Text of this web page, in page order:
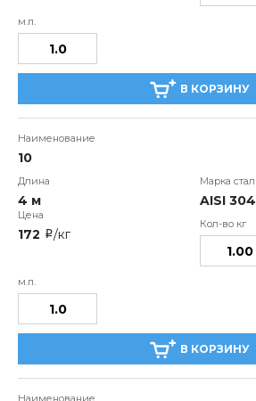
В КОРЗИНУ
10
4 м AISI 304
172 i/кг
В КОРЗИНУ